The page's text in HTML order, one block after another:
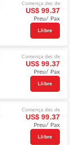
Comença des de
US$ 99.37
Preu/ Pax
Llibre
Comença des de
US$ 99.37
Preu/ Pax
Llibre
Comença des de
US$ 99.37
Preu/ Pax
Llibre